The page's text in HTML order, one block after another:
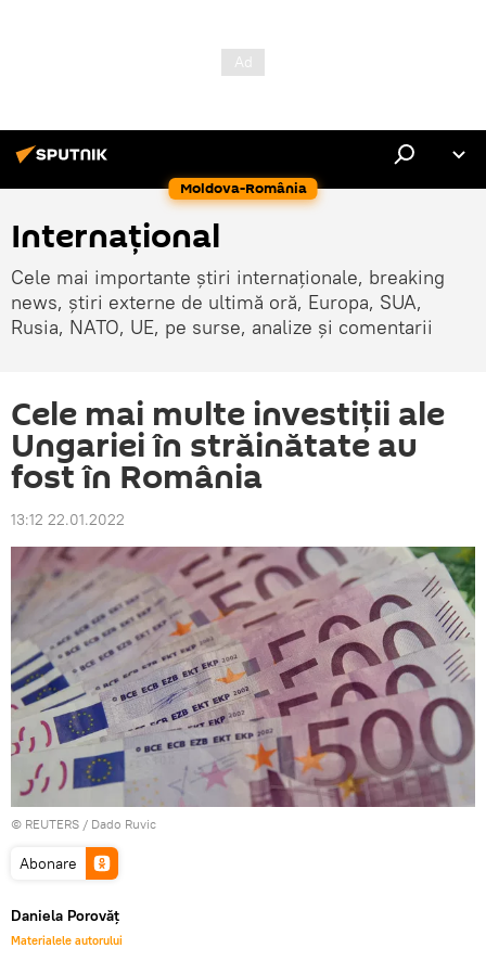
Moldova-România
Internaţional
Cele mai importante știri internaționale, breaking
news, știri externe de ultimă oră, Europa, SUA,
Rusia, NATO, UE, pe surse, analize și comentarii
Cele mai multe investiții ale
Ungariei în străinătate au
fost în România
13:12 22.01.2022
© REUTERS / Dado Ruvic
Abonare
Daniela Porovăț
Materialele autorului